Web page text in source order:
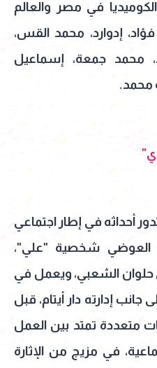
في مصر والعالم
إدوارد، محمد القس،
محمد جمعة، إسماعيل
محمد.
أحداثه في إطار اجتماعي
شخصية "علي"،
الشعبي، ويعمل في
جانب إدارته دار أيتام، قبل
متعددة تمتد بين العمل
في مزيج من الإثارة